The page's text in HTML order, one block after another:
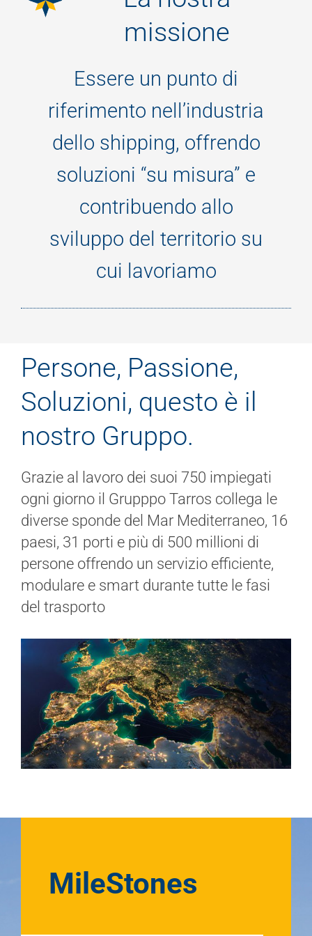
Contacts
missione
Essere un punto di
riferimento nell’industria
dello shipping, offrendo
soluzioni “su misura” e
contribuendo allo
sviluppo del territorio su
cui lavoriamo
Persone, Passione,
Soluzioni, questo è il
nostro Gruppo.
Grazie al lavoro dei suoi 750 impiegati
ogni giorno il Grupppo Tarros collega le
diverse sponde del Mar Mediterraneo, 16
paesi, 31 porti e più di 500 millioni di
persone offrendo un servizio efficiente,
modulare e smart durante tutte le fasi
del trasporto
MileStones